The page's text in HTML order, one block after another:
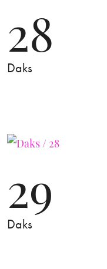
28
Daks
29
Daks